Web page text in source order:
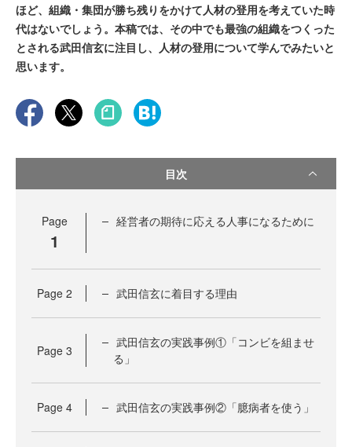
ほど、組織・集団が勝ち残りをかけて人材の登用を考えていた時
代はないでしょう。本稿では、その中でも最強の組織をつくった
とされる武田信玄に注目し、人材の登用について学んでみたいと
思います。
目次
Page
1
経営者の期待に応える人事になるために
Page 2 武田信玄に着目する理由
Page 3
武田信玄の実践事例①「コンビを組ませ
る」
Page 4 武田信玄の実践事例②「臆病者を使う」